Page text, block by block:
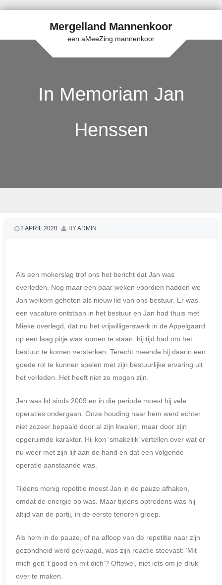
Mergelland Mannenkoor
een aMeeZing mannenkoor
In Memoriam Jan
Henssen
2 APRIL 2020 BYADMIN
Als een mokerslag trof ons het bericht dat Jan was
overleden. Nog maar een paar weken voordien hadden we
Jan welkom geheten als nieuw lid van ons bestuur. Er was
een vacature ontstaan in het bestuur en Jan had thuis met
Mieke overlegd, dat nu het vrijwilligerswerk in de Appelgaard
op een laag pitje was komen te staan, hij tijd had om het
bestuur te komen versterken. Terecht meende hij daarin een
goede rol te kunnen spelen met zijn bestuurlijke ervaring uit
het verleden. Het heeft niet zo mogen zijn.
Jan was lid sinds 2009 en in die periode moest hij vele
operaties ondergaan. Onze houding naar hem werd echter
niet zozeer bepaald door al zijn kwalen, maar door zijn
opgeruimde karakter. Hij kon ‘smakelijk’ vertellen over wat er
nu weer met zijn lijf aan de hand en dat een volgende
operatie aanstaande was.
Tijdens menig repetitie moest Jan in de pauze afhaken,
omdat de energie op was. Maar tijdens optredens was hij
altijd van de partij, in de eerste tenoren groep.
Als hem in de pauze, of na afloop van de repetitie naar zijn
gezondheid werd gevraagd, was zijn reactie steevast: ‘Mit
mich geit ’t good en mit dich’? Oftewel, niet iets om je druk
over te maken.